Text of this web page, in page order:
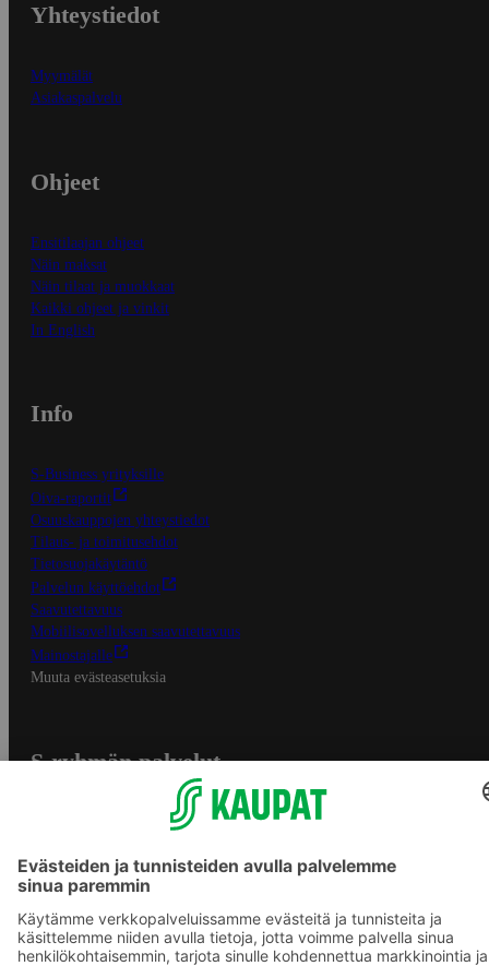
Yhteystiedot
Myymälät
Asiakaspalvelu
Ohjeet
Ensitilaajan ohjeet
Näin maksat
Näin tilaat ja muokkaat
Kaikki ohjeet ja vinkit
In English
Info
S-Business yrityksille
Oiva-raportit
Osuuskauppojen yhteystiedot
Tilaus- ja toimitusehdot
Tietosuojakäytäntö
Palvelun käyttöehdot
Saavutettavuus
Mobiilisovelluksen saavutettavuus
Mainostajalle
Muuta evästeasetuksia
S-ryhmän palvelut
Yhteishyvä Ruoka -sovellus
S-ostoslista -sovellus
Prisma.fi
Sokos.fi